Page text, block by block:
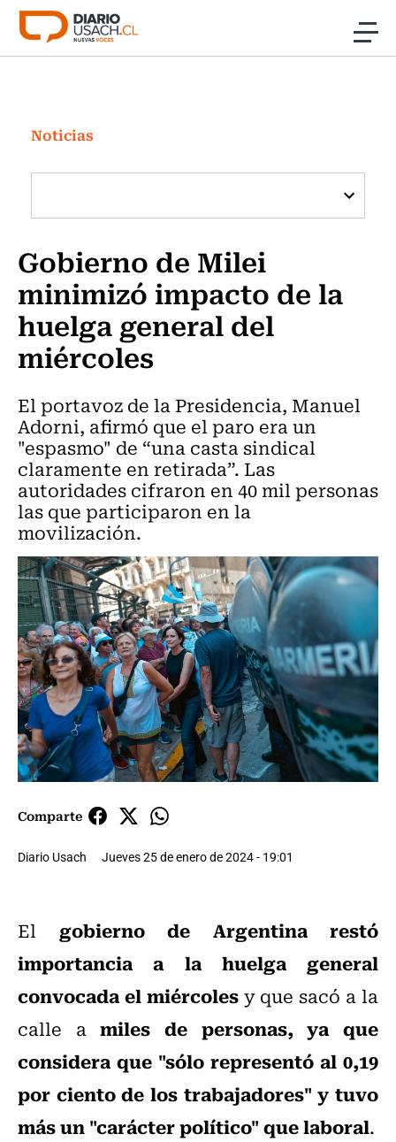
Click acá para ir directamente al contenido
Investigación
Cultura
Programas Radio y TV Usach
Noticias
Gobierno de Milei
minimizó impacto de la
huelga general del
miércoles
El portavoz de la Presidencia, Manuel
Adorni, afirmó que el paro era un
"espasmo" de “una casta sindical
claramente en retirada”. Las
autoridades cifraron en 40 mil personas
las que participaron en la
movilización.
Comparte
Diario Usach Jueves 25 de enero de 2024 - 19:01
El gobierno de Argentina restó
importancia a la huelga general
convocada el miércolesy que sacó a la
calle amiles de personas, ya que
considera que "sólo representó al 0,19
por ciento de los trabajadores" y tuvo
más un "carácter político" que laboral.